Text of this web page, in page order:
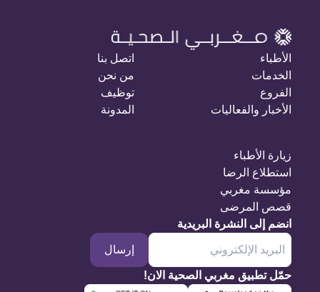
الأطباء
الخدمات
الفروع
الأخبار والفعاليات
اتصل بنا
من نحن
توظيف
المدونة
زيارة الأطباء
استطلاع الرضا
مؤسسة مغربي
قصص المرضى
انضم إلى النشرة البريدية
إرسال
حمّل تطبيق مغربي الصحية الان!